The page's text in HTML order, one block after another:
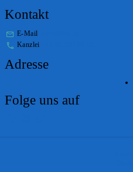
Kontakt
E-Mail
Kanzlei
Adresse
Folge uns auf